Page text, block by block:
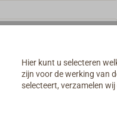
pagina's, 126 kleurige
formaat
paperback.
Hier kunt u selecteren
zijn voor de werking van
selecteert, verzamelen